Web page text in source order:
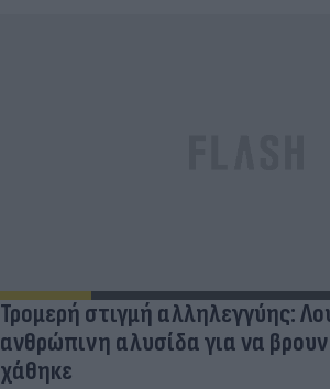
Τρομερή στιγμή αλληλεγγύης:
ανθρώπινη αλυσίδα για να
χάθηκε